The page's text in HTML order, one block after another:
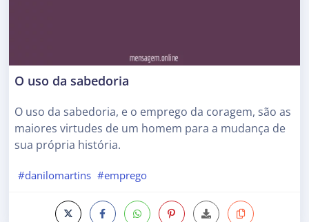
O uso da sabedoria
O uso da sabedoria, e o emprego da coragem, são as
maiores virtudes de um homem para a mudança de
sua própria história.
#danilomartins #emprego